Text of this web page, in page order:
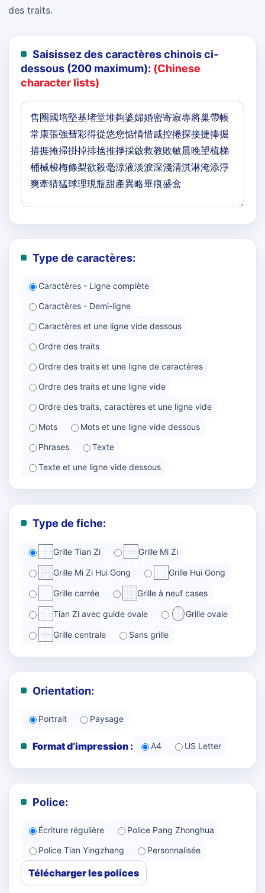
des traits.
Saisissez des caractères chinois ci-
dessous (200 maximum): (Chinese
character lists)
Type de caractères:
Caractères - Ligne complète
Caractères - Demi-ligne
Caractères et une ligne vide dessous
Ordre des traits
Ordre des traits et une ligne de caractères
Ordre des traits et une ligne vide
Ordre des traits, caractères et une ligne vide
Mots
Mots et une ligne vide dessous
Phrases
Texte
Texte et une ligne vide dessous
Type de fiche:
Grille Tian Zi Grille Mi Zi
Grille Mi Zi Hui Gong Grille Hui Gong
Grille carrée Grille à neuf cases
Tian Zi avec guide ovale Grille ovale
Grille centrale Sans grille
Orientation:
Portrait Paysage
Format d’impression : A4 US Letter
Police:
Écriture régulière
Police Pang Zhonghua
Police Tian Yingzhang
Personnalisée
Télécharger les polices